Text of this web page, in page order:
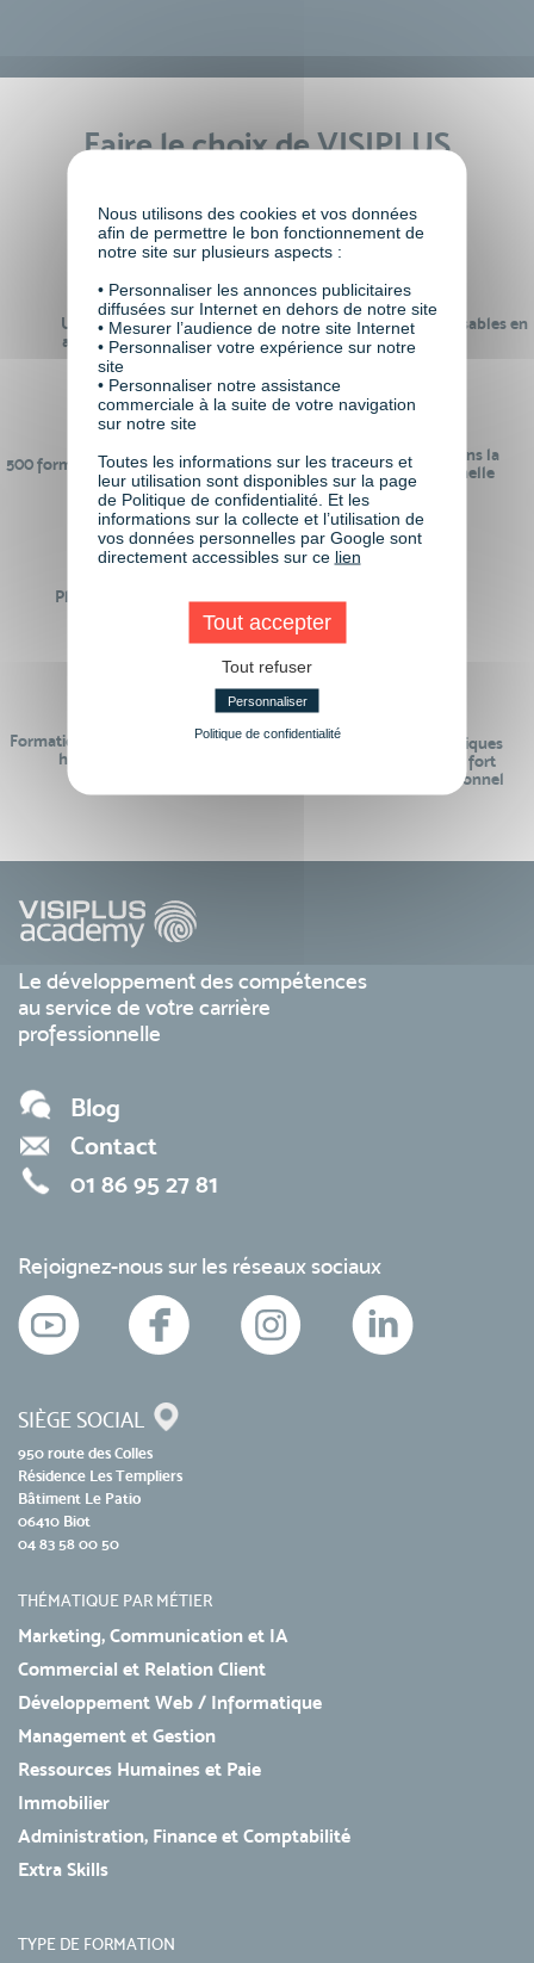
Faire le choix de VISIPLUS
Un réseau de 22 000
anciens participants
100% des formations réalisables en
digital learning
500 formations pour se préparer au
monde de demain
24 ans d'expérience dans la
formation professionnelle
Plus de 50 formations
Des intervenants
Formations réalisables pendant ou
hors temps de travail
Des contenus pédagogiques
« de pointe » et en lien fort
avec le monde professionnel
Le développement des compétences
au service de votre carrière
professionnelle
Blog
Contact
01 86 95 27 81
Rejoignez-nous sur les réseaux sociaux
SIÈGE SOCIAL
950 route des Colles
Résidence Les Templiers
Bâtiment Le Patio
06410 Biot
04 83 58 00 50
THÉMATIQUE PAR MÉTIER
Marketing, Communication et IA
Commercial et Relation Client
Développement Web / Informatique
Management et Gestion
Ressources Humaines et Paie
Immobilier
Administration, Finance et Comptabilité
Extra Skills
TYPE DE FORMATION
Nous utilisons des cookies et vos données
afin de permettre le bon fonctionnement de
notre site sur plusieurs aspects :
• Personnaliser les annonces publicitaires
diffusées sur Internet en dehors de notre site
• Mesurer l’audience de notre site Internet
• Personnaliser votre expérience sur notre
site
• Personnaliser notre assistance
commerciale à la suite de votre navigation
sur notre site
Toutes les informations sur les traceurs et
leur utilisation sont disponibles sur la page
de Politique de confidentialité. Et les
informations sur la collecte et l’utilisation de
vos données personnelles par Google sont
directement accessibles sur ce lien
Tout accepter
Tout refuser
Personnaliser
Politique de confidentialité